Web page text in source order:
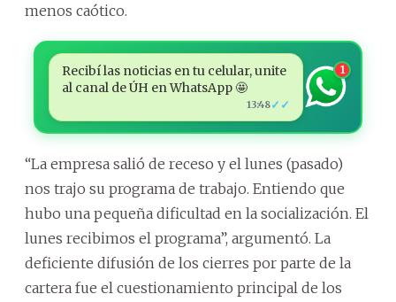
menos caótico.
Recibí las noticias en tu celular, unite
al canal de ÚH en WhatsApp 🤩
13:48✓✓
1
“La empresa salió de receso y el lunes (pasado)
nos trajo su programa de trabajo. Entiendo que
hubo una pequeña dificultad en la socialización. El
lunes recibimos el programa”, argumentó. La
deficiente difusión de los cierres por parte de la
cartera fue el cuestionamiento principal de los